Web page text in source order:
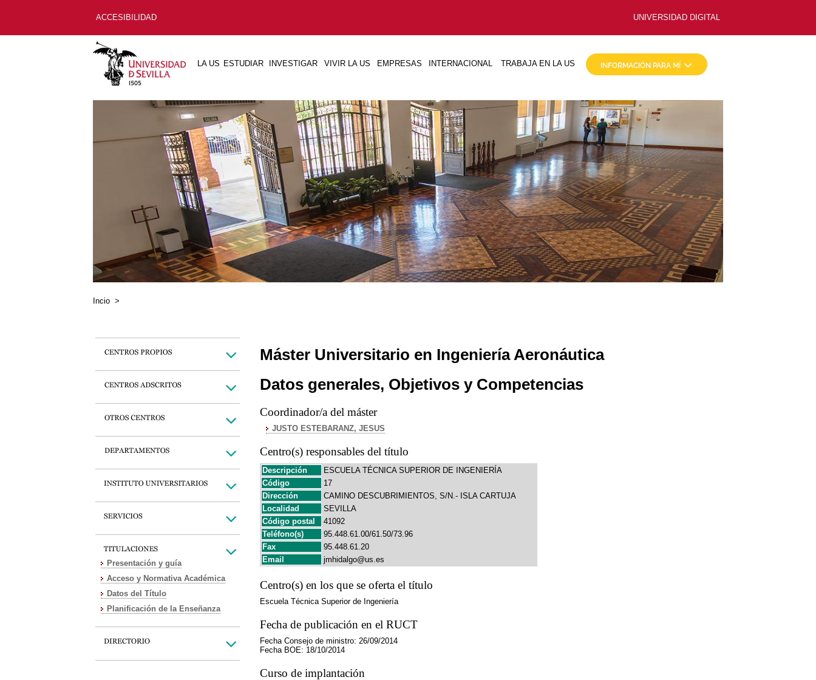
ACCESIBILIDAD UNIVERSIDAD DIGITAL
LA US ESTUDIAR INVESTIGAR VIVIR LA US EMPRESAS INTERNACIONAL TRABAJA EN LA US
Incio >
Presentación y guía
Acceso y Normativa Académica
Datos del Título
Planificación de la Enseñanza
Máster Universitario en Ingeniería Aeronáutica
Datos generales, Objetivos y Competencias
Coordinador/a del máster
JUSTO ESTEBARANZ, JESUS
Centro(s) responsables del título
Descripción
ESCUELA TÉCNICA SUPERIOR DE INGENIERÍA
Código
17
Dirección
CAMINO DESCUBRIMIENTOS, S/N.- ISLA CARTUJA
Localidad
SEVILLA
Código postal
41092
Teléfono(s)
95.448.61.00/61.50/73.96
Fax
95.448.61.20
Email
jmhidalgo@us.es
Centro(s) en los que se oferta el título
Escuela Técnica Superior de Ingeniería
Fecha de publicación en el RUCT
Fecha Consejo de ministro: 26/09/2014
Fecha BOE: 18/10/2014
Curso de implantación